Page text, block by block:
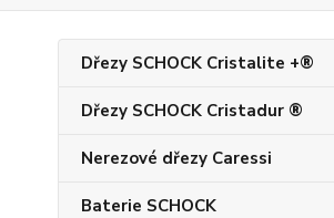
Dřezy SCHOCK Cristalite +®
Dřezy SCHOCK Cristadur ®
Nerezové dřezy Caressi
Baterie SCHOCK